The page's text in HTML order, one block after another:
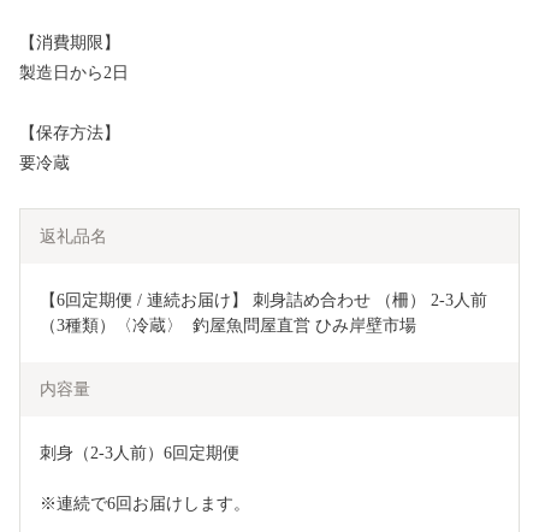
【消費期限】
製造日から2日
【保存方法】
要冷蔵
返礼品名
【6回定期便 / 連続お届け】 刺身詰め合わせ （柵） 2-3人前
（3種類）〈冷蔵〉  釣屋魚問屋直営 ひみ岸壁市場
内容量
刺身（2-3人前）6回定期便
※連続で6回お届けします。